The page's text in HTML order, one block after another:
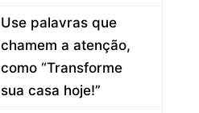
Use palavras que
chamem a atenção,
como “Transforme
sua casa hoje!”